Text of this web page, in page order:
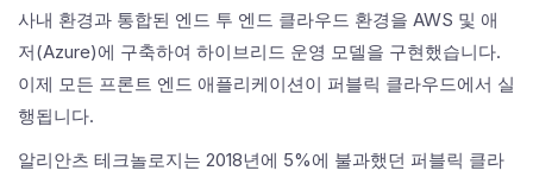
사내 환경과 통합된 엔드 투 엔드 클라우드 환경을 AWS 및 애
저(Azure)에 구축하여 하이브리드 운영 모델을 구현했습니다.
이제 모든 프론트 엔드 애플리케이션이 퍼블릭 클라우드에서 실
행됩니다.
알리안츠 테크놀로지는 2018년에 5%에 불과했던 퍼블릭 클라